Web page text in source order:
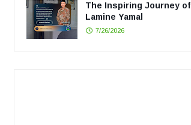
The Inspiring Journey of
Lamine Yamal
7/26/2026